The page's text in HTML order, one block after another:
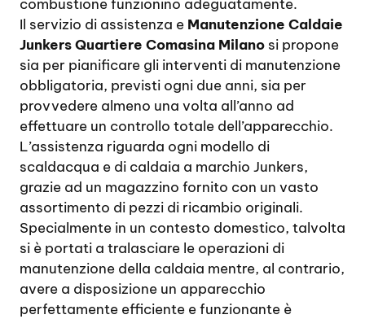
combustione funzionino adeguatamente.
Il servizio di assistenza e Manutenzione Caldaie
Junkers Quartiere Comasina Milano si propone
sia per pianificare gli interventi di manutenzione
obbligatoria, previsti ogni due anni, sia per
provvedere almeno una volta all’anno ad
effettuare un controllo totale dell’apparecchio.
L’assistenza riguarda ogni modello di
scaldacqua e di caldaia a marchio Junkers,
grazie ad un magazzino fornito con un vasto
assortimento di pezzi di ricambio originali.
Specialmente in un contesto domestico, talvolta
si è portati a tralasciare le operazioni di
manutenzione della caldaia mentre, al contrario,
avere a disposizione un apparecchio
perfettamente efficiente e funzionante è